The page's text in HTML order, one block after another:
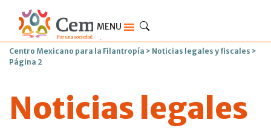
MENU
Centro Mexicano para la Filantropía > Noticias legales y fiscales >
Página 2
Noticias legales